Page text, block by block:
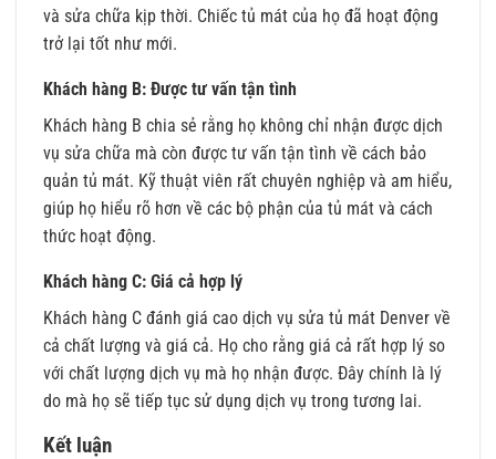
và sửa chữa kịp thời. Chiếc tủ mát của họ đã hoạt động
trở lại tốt như mới.
Khách hàng B: Được tư vấn tận tình
Khách hàng B chia sẻ rằng họ không chỉ nhận được dịch
vụ sửa chữa mà còn được tư vấn tận tình về cách bảo
quản tủ mát. Kỹ thuật viên rất chuyên nghiệp và am hiểu,
giúp họ hiểu rõ hơn về các bộ phận của tủ mát và cách
thức hoạt động.
Khách hàng C: Giá cả hợp lý
Khách hàng C đánh giá cao dịch vụ sửa tủ mát Denver về
cả chất lượng và giá cả. Họ cho rằng giá cả rất hợp lý so
với chất lượng dịch vụ mà họ nhận được. Đây chính là lý
do mà họ sẽ tiếp tục sử dụng dịch vụ trong tương lai.
Kết luận